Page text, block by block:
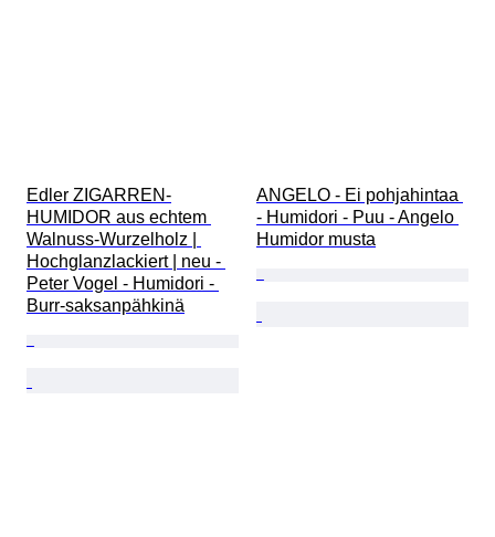
Edler ZIGARREN-
HUMIDOR aus echtem
Walnuss-Wurzelholz |
Hochglanzlackiert | neu -
Peter Vogel - Humidori -
Burr-saksanpähkinä
ANGELO - Ei pohjahintaa
- Humidori - Puu - Angelo
Humidor musta